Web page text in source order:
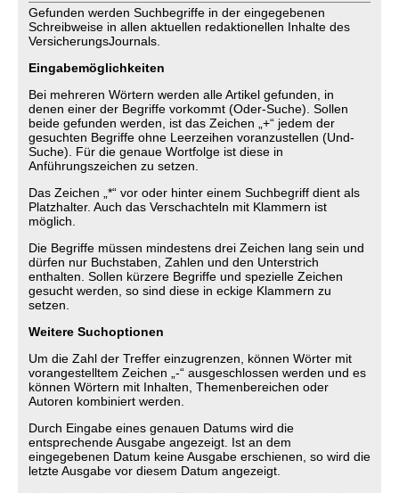
Gefunden werden Suchbegriffe in der eingegebenen
Schreibweise in allen aktuellen redaktionellen Inhalte des
VersicherungsJournals.
Eingabemöglichkeiten
Bei mehreren Wörtern werden alle Artikel gefunden, in
denen einer der Begriffe vorkommt (Oder-Suche). Sollen
beide gefunden werden, ist das Zeichen „+“ jedem der
gesuchten Begriffe ohne Leerzeihen voranzustellen (Und-
Suche). Für die genaue Wortfolge ist diese in
Anführungszeichen zu setzen.
Das Zeichen „*“ vor oder hinter einem Suchbegriff dient als
Platzhalter. Auch das Verschachteln mit Klammern ist
möglich.
Die Begriffe müssen mindestens drei Zeichen lang sein und
dürfen nur Buchstaben, Zahlen und den Unterstrich
enthalten. Sollen kürzere Begriffe und spezielle Zeichen
gesucht werden, so sind diese in eckige Klammern zu
setzen.
Weitere Suchoptionen
Um die Zahl der Treffer einzugrenzen, können Wörter mit
vorangestelltem Zeichen „-“ ausgeschlossen werden und es
können Wörtern mit Inhalten, Themenbereichen oder
Autoren kombiniert werden.
Durch Eingabe eines genauen Datums wird die
entsprechende Ausgabe angezeigt. Ist an dem
eingegebenen Datum keine Ausgabe erschienen, so wird die
letzte Ausgabe vor diesem Datum angezeigt.